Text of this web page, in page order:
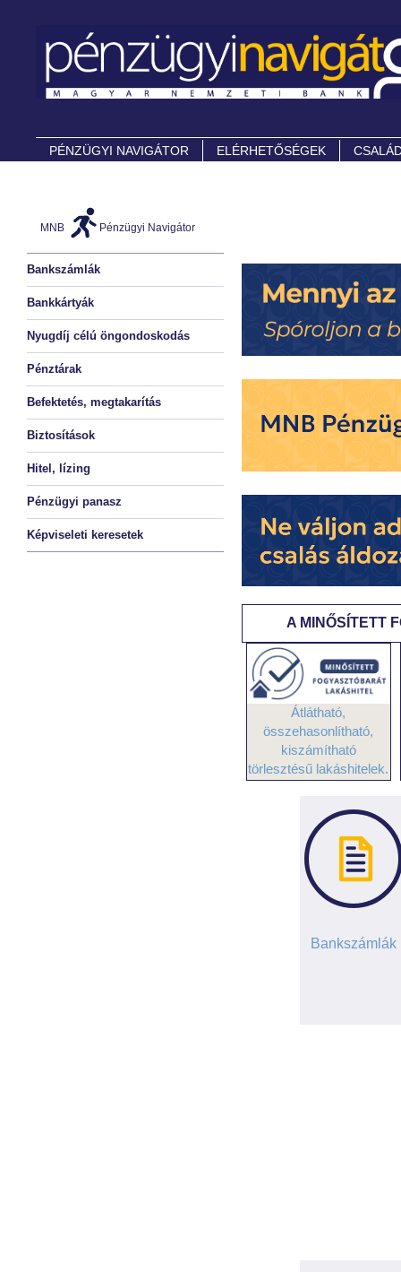
PÉNZÜGYI NAVIGÁTOR ELÉRHETŐSÉGEK
MNB Pénzügyi Navigátor
Bankszámlák
Bankkártyák
Nyugdíj célú öngondoskodás
Pénztárak
Befektetés, megtakarítás
Biztosítások
Hitel, lízing
Pénzügyi panasz
Képviseleti keresetek
A MINŐSÍTETT
Átlátható,
összehasonlítható,
kiszámítható
törlesztésű lakáshitelek.
Bankszámlák